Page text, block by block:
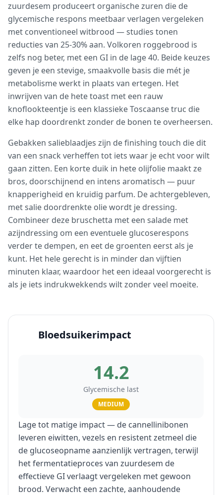
zuurdesem produceert organische zuren die de
glycemische respons meetbaar verlagen vergeleken
met conventioneel witbrood — studies tonen
reducties van 25-30% aan. Volkoren roggebrood is
zelfs nog beter, met een GI in de lage 40. Beide keuzes
geven je een stevige, smaakvolle basis die mét je
metabolisme werkt in plaats van ertegen. Het
inwrijven van de hete toast met een rauw
knoflookteentje is een klassieke Toscaanse truc die
elke hap doordrenkt zonder de bonen te overheersen.
Gebakken salieblaadjes zijn de finishing touch die dit
van een snack verheffen tot iets waar je echt voor wilt
gaan zitten. Een korte duik in hete olijfolie maakt ze
bros, doorschijnend en intens aromatisch — puur
knapperigheid en kruidig parfum. De achtergebleven,
met salie doordrenkte olie wordt je dressing.
Combineer deze bruschetta met een salade met
azijndressing om een eventuele glucoserespons
verder te dempen, en eet de groenten eerst als je
kunt. Het hele gerecht is in minder dan vijftien
minuten klaar, waardoor het een ideaal voorgerecht is
als je iets indrukwekkends wilt zonder veel moeite.
Bloedsuikerimpact
14.2
Glycemische last
MEDIUM
Lage tot matige impact — de cannellinibonen
leveren eiwitten, vezels en resistent zetmeel die
de glucoseopname aanzienlijk vertragen, terwijl
het fermentatieproces van zuurdesem de
effectieve GI verlaagt vergeleken met gewoon
brood. Verwacht een zachte, aanhoudende